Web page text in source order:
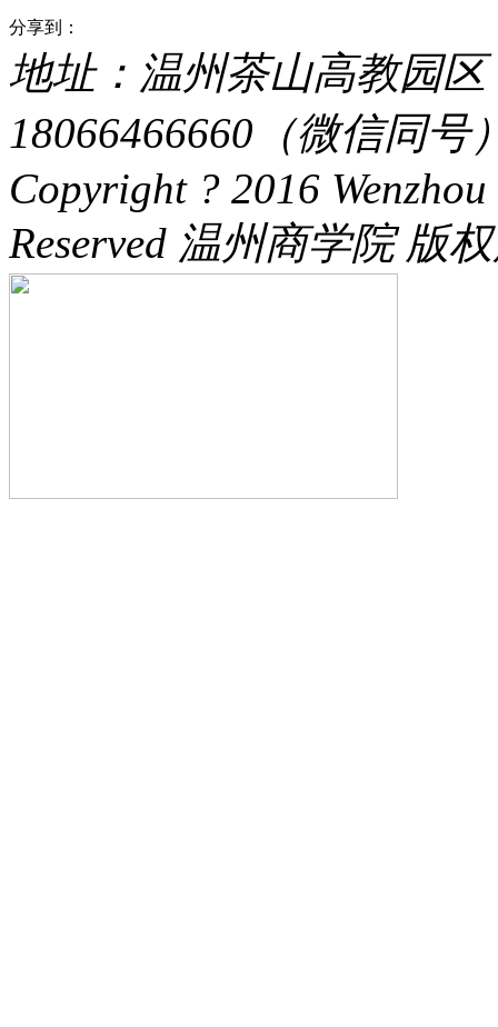
分享到：
地址：温州茶山高教园区
18066466660（微信同号
Copyright ? 2016
Reserved 温州商学院 版